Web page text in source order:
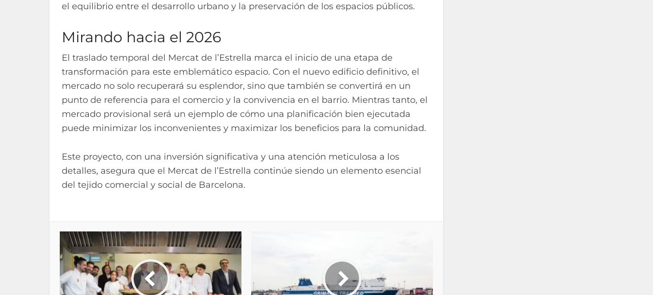
el equilibrio entre el desarrollo urbano y la preservación de los espacios públicos.
Mirando hacia el 2026
El traslado temporal del Mercat de l’Estrella marca el inicio de una etapa de
transformación para este emblemático espacio. Con el nuevo edificio definitivo, el
mercado no solo recuperará su esplendor, sino que también se convertirá en un
punto de referencia para el comercio y la convivencia en el barrio. Mientras tanto, el
mercado provisional será un ejemplo de cómo una planificación bien ejecutada
puede minimizar los inconvenientes y maximizar los beneficios para la comunidad.
Este proyecto, con una inversión significativa y una atención meticulosa a los
detalles, asegura que el Mercat de l’Estrella continúe siendo un elemento esencial
del tejido comercial y social de Barcelona.